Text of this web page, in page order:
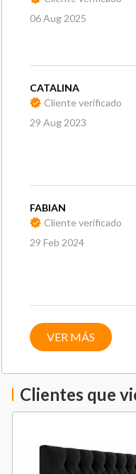
se sincronizan
arquitectura de
del cuerpo se
tiempo que
descanso cada
06 Aug 2025
CATALINA
Cliente verificado
29 Aug 2023
FABIAN
Cliente verificado
29 Feb 2024
VER MÁS
Clientes que